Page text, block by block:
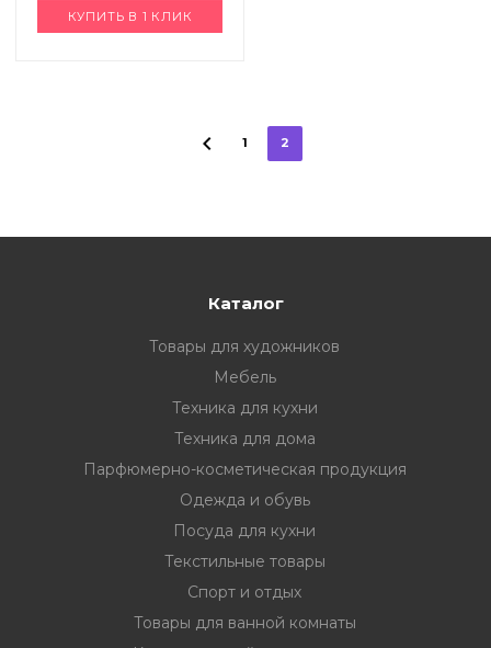
КУПИТЬ В 1 КЛИК
1 2
Каталог
Товары для художников
Мебель
Техника для кухни
Техника для дома
Парфюмерно-косметическая продукция
Одежда и обувь
Посуда для кухни
Текстильные товары
Спорт и отдых
Товары для ванной комнаты